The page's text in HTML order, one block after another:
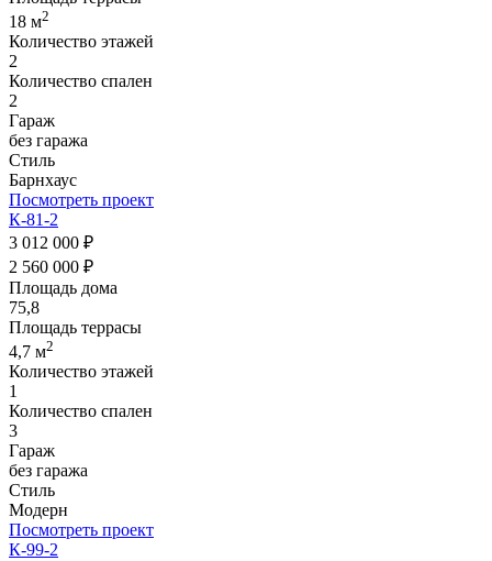
18 м2
Количество этажей
2
Количество спален
2
Гараж
без гаража
Стиль
Барнхаус
Посмотреть проект
К-81-2
3 012 000 ₽
2 560 000 ₽
Площадь дома
75,8
Площадь террасы
4,7 м2
Количество этажей
1
Количество спален
3
Гараж
без гаража
Стиль
Модерн
Посмотреть проект
К-99-2